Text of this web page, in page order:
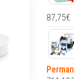
87,75€